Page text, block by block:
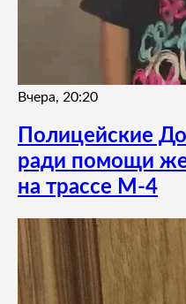
Вчера, 20:20
Полицейские
ради помощи
на трассе М-4